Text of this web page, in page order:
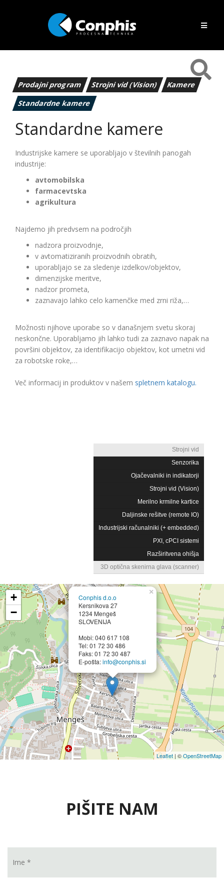
Prodajni program Strojni vid (Vision)
Kamere
Standardne kamere
Standardne kamere
Industrijske kamere se uporabljajo v številnih panogah
industrije:
avtomobilska
farmacevtska
agrikultura
Najdemo jih predvsem na področjih
nadzora proizvodnje,
v avtomatiziranih proizvodnih obratih,
uporabljajo se za sledenje izdelkov/objektov,
dimenzijske meritve,
nadzor prometa,
zaznavajo lahko celo kamenčke med zrni riža,…
Možnosti njihove uporabe so v današnjem svetu skoraj
neskončne. Uporabljamo jih lahko tudi za zaznavo napak na
površini objektov, za identifikacijo objektov, kot umetni vid
za robotske roke,…
Več informacij in produktov v našem spletnem katalogu.
Strojni vid
Senzorika
Ojačevalniki in indikatorji
Strojni vid (Vision)
Merilno krmilne kartice
Daljinske rešitve (remote IO)
Industrijski računalniki (+ embedded)
PXI, cPCI sistemi
Razširitvena ohišja
3D optična skenirna glava (scanner)
Conphis d.o.o
Kersnikova 27
1234 Mengeš
SLOVENIJA
Mobi: 040 617 108
Tel: 01 72 30 486
Faks: 01 72 30 487
E-pošta:info@conphis.si
×
+
−
Leaflet | ©OpenStreetMap
PIŠITE NAM